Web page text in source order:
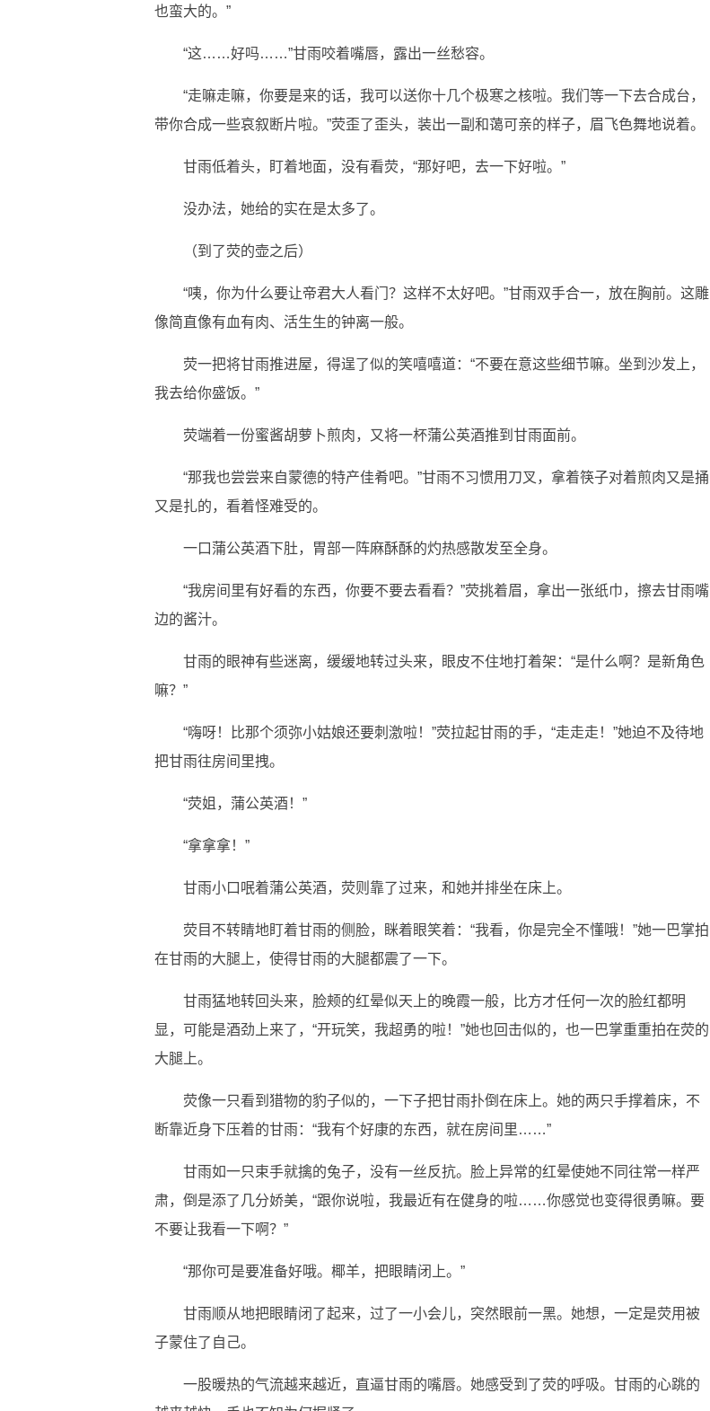
也蛮大的。”
“这……好吗……”甘雨咬着嘴唇，露出一丝愁容。
“走嘛走嘛，你要是来的话，我可以送你十几个极寒之核啦。我们等一下去合成台，
带你合成一些哀叙断片啦。”荧歪了歪头，装出一副和蔼可亲的样子，眉飞色舞地说着。
甘雨低着头，盯着地面，没有看荧，“那好吧，去一下好啦。”
没办法，她给的实在是太多了。
（到了荧的壶之后）
“咦，你为什么要让帝君大人看门？这样不太好吧。”甘雨双手合一，放在胸前。这雕
像简直像有血有肉、活生生的钟离一般。
荧一把将甘雨推进屋，得逞了似的笑嘻嘻道：“不要在意这些细节嘛。坐到沙发上，
我去给你盛饭。”
荧端着一份蜜酱胡萝卜煎肉，又将一杯蒲公英酒推到甘雨面前。
“那我也尝尝来自蒙德的特产佳肴吧。”甘雨不习惯用刀叉，拿着筷子对着煎肉又是捅
又是扎的，看着怪难受的。
一口蒲公英酒下肚，胃部一阵麻酥酥的灼热感散发至全身。
“我房间里有好看的东西，你要不要去看看？”荧挑着眉，拿出一张纸巾，擦去甘雨嘴
边的酱汁。
甘雨的眼神有些迷离，缓缓地转过头来，眼皮不住地打着架：“是什么啊？是新角色
嘛？”
“嗨呀！比那个须弥小姑娘还要刺激啦！”荧拉起甘雨的手，“走走走！”她迫不及待地
把甘雨往房间里拽。
“荧姐，蒲公英酒！”
“拿拿拿！”
甘雨小口呡着蒲公英酒，荧则靠了过来，和她并排坐在床上。
荧目不转睛地盯着甘雨的侧脸，眯着眼笑着：“我看，你是完全不懂哦！”她一巴掌拍
在甘雨的大腿上，使得甘雨的大腿都震了一下。
甘雨猛地转回头来，脸颊的红晕似天上的晚霞一般，比方才任何一次的脸红都明
显，可能是酒劲上来了，“开玩笑，我超勇的啦！”她也回击似的，也一巴掌重重拍在荧的
大腿上。
荧像一只看到猎物的豹子似的，一下子把甘雨扑倒在床上。她的两只手撑着床，不
断靠近身下压着的甘雨：“我有个好康的东西，就在房间里……”
甘雨如一只束手就擒的兔子，没有一丝反抗。脸上异常的红晕使她不同往常一样严
肃，倒是添了几分娇美，“跟你说啦，我最近有在健身的啦……你感觉也变得很勇嘛。要
不要让我看一下啊？”
“那你可是要准备好哦。椰羊，把眼睛闭上。”
甘雨顺从地把眼睛闭了起来，过了一小会儿，突然眼前一黑。她想，一定是荧用被
子蒙住了自己。
一股暖热的气流越来越近，直逼甘雨的嘴唇。她感受到了荧的呼吸。甘雨的心跳的